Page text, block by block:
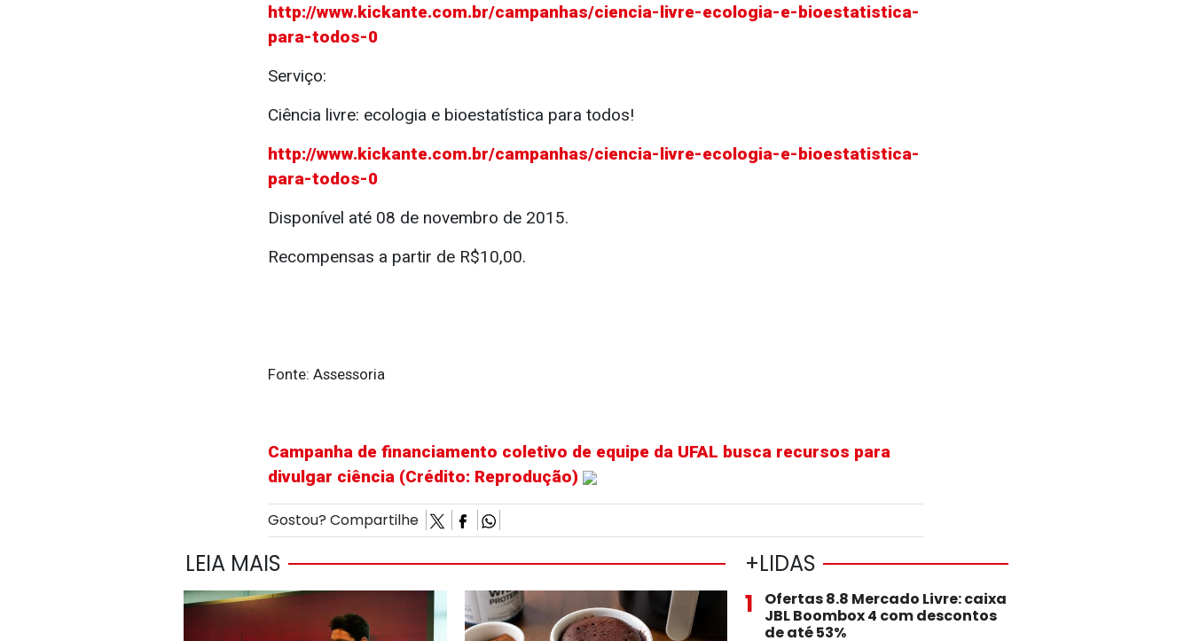
http://www.kickante.com.br/campanhas/ciencia-livre-ecologia-e-bioestatistica-
para-todos-0
Serviço:
Ciência livre: ecologia e bioestatística para todos!
http://www.kickante.com.br/campanhas/ciencia-livre-ecologia-e-bioestatistica-
para-todos-0
Disponível até 08 de novembro de 2015.
Recompensas a partir de R$10,00.
Fonte: Assessoria
Campanha de financiamento coletivo de equipe da UFAL busca recursos para
divulgar ciência (Crédito: Reprodução)
Gostou? Compartilhe
LEIA MAIS +LIDAS
1
Ofertas 8.8 Mercado Livre: caixa
JBL Boombox 4 com descontos
de até 53%